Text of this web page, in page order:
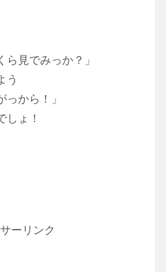
ら見でみっか？」
う
っから！」
しょ！
ーリンク